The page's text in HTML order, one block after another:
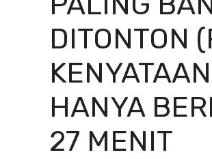
DITONTON
HANYA
27 MENIT